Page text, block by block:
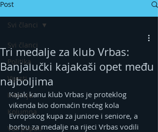
Post
Svi članci
Politika
Vijesti
Intervju
Kolumna
Vox populi
Svi članci
Tri medalje za klub Vrbas:
Banjalučki kajakaši opet među
najboljima
Kajak kanu klub Vrbas je proteklog
vikenda bio domaćin trećeg kola
Evropskog kupa za juniore i seniore, a
borbu za medalje na rijeci Vrbas vodili